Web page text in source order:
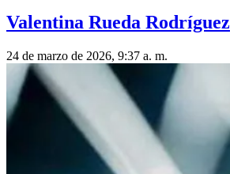
Valentina Rueda Rodríguez
24 de marzo de 2026, 9:37 a. m.